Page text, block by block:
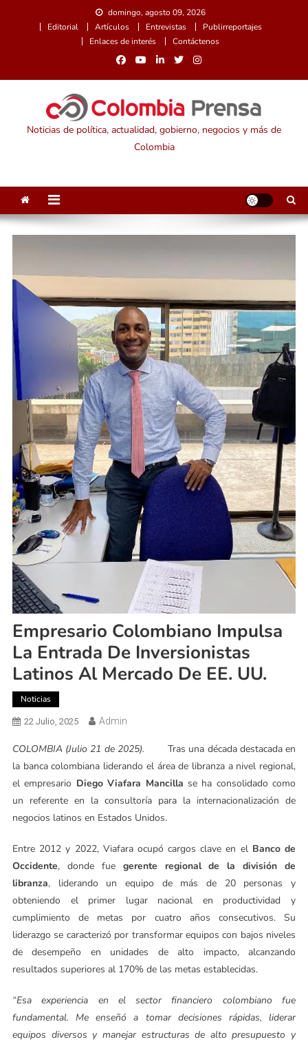
domingo, agosto 09, 2026
Editorial
Artículos Entrevistas
Publirreportajes
Enlaces de interés
Contáctenos
Noticias de política, actualidad, gobierno, negocios y más de
Colombia
Empresario Colombiano Impulsa
La Entrada De Inversionistas
Latinos Al Mercado De EE. UU.
Noticias
22 Julio, 2025 Admin
COLOMBIA (Julio 21 de 2025).Tras una década destacada en
la banca colombiana liderando el área de libranza a nivel regional,
el empresario Diego Viafara Mancilla se ha consolidado como
un referente en la consultoría para la internacionalización de
negocios latinos en Estados Unidos.
Entre 2012 y 2022, Viafara ocupó cargos clave en el Banco de
Occidente, donde fue gerente regional de la división de
libranza, liderando un equipo de más de 20 personas y
obteniendo el primer lugar nacional en productividad y
cumplimiento de metas por cuatro años consecutivos. Su
liderazgo se caracterizó por transformar equipos con bajos niveles
de desempeño en unidades de alto impacto, alcanzando
resultados superiores al 170% de las metas establecidas.
“Esa experiencia en el sector financiero colombiano fue
fundamental. Me enseñó a tomar decisiones rápidas, liderar
equipos diversos y manejar estructuras de alto presupuesto y